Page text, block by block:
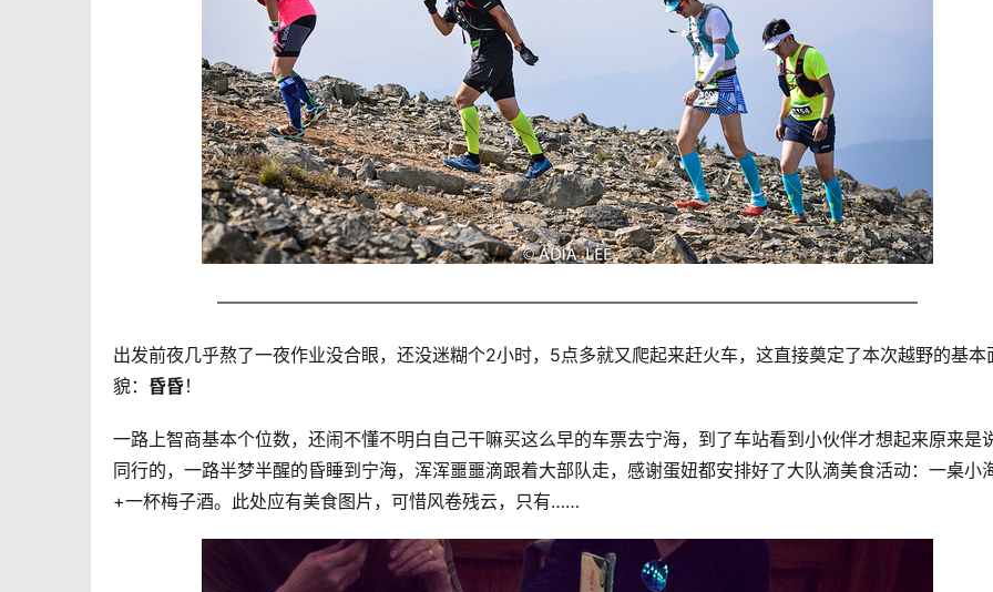
———————————————————————————————————————–
出发前夜几乎熬了一夜作业没合眼，还没迷糊个2小时，5点多就又爬起来赶火车，这直接奠定了本次越野的基本
貌： 昏昏！
一路上智商基本个位数，还闹不懂不明白自己干嘛买这么早的车票去宁海，到了车站看到小伙伴才想起来原来是
同行的，一路半梦半醒的昏睡到宁海，浑浑噩噩滴跟着大部队走，感谢蛋妞都安排好了大队滴美食活动：一桌小
+一杯梅子酒。此处应有美食图片，可惜风卷残云，只有……